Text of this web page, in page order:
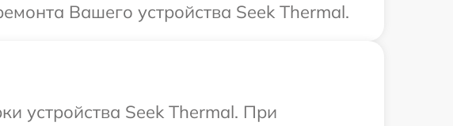
Вашего устройства Seek Thermal.
устройства Seek Thermal. При